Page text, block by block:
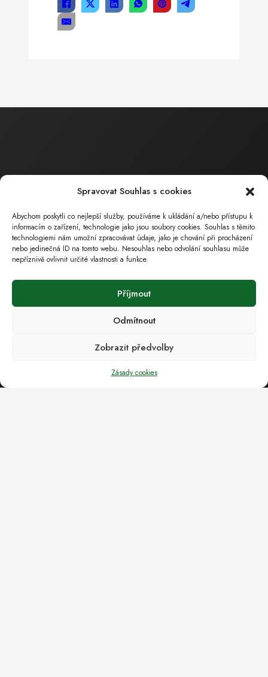
Spravovat Souhlas s cookies
Abychom poskytli co nejlepší služby, používáme k ukládání a/nebo přístupu k
informacím o zařízení, technologie jako jsou soubory cookies. Souhlas s těmito
technologiemi nám umožní zpracovávat údaje, jako je chování při procházení
nebo jedinečná ID na tomto webu. Nesouhlas nebo odvolání souhlasu může
nepříznivě ovlivnit určité vlastnosti a funkce.
Příjmout
Odmítnout
Zobrazit předvolby
Zásady cookies
tel.: 602 550 739
tel.: 518 324 105
e-mail :bartakova.hana@ecoservice.cz
Obchodní a technická
činnost
Jednatel společnosti
bartak.milan@ecoservice.cz